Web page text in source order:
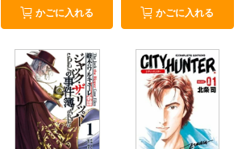
かごに入れる かごに入れる